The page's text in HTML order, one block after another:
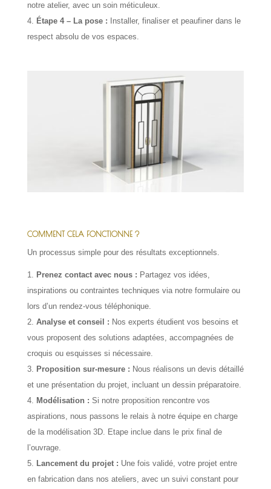
notre atelier, avec un soin méticuleux.
Étape 4 – La pose : Installer, finaliser et peaufiner dans le
respect absolu de vos espaces.
COMMENT CELA FONCTIONNE ?
Un processus simple pour des résultats exceptionnels.
Prenez contact avec nous : Partagez vos idées,
inspirations ou contraintes techniques via notre formulaire ou
lors d’un rendez-vous téléphonique.
Analyse et conseil : Nos experts étudient vos besoins et
vous proposent des solutions adaptées, accompagnées de
croquis ou esquisses si nécessaire.
Proposition sur-mesure : Nous réalisons un devis détaillé
et une présentation du projet, incluant un dessin préparatoire.
Modélisation : Si notre proposition rencontre vos
aspirations, nous passons le relais à notre équipe en charge
de la modélisation 3D. Etape inclue dans le prix final de
l’ouvrage.
Lancement du projet : Une fois validé, votre projet entre
en fabrication dans nos ateliers, avec un suivi constant pour